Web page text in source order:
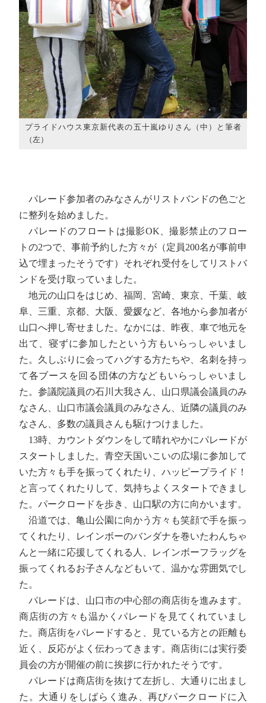
プライドハウス東京新代表の五十嵐ゆりさん（中）と筆者
（左）
パレード参加者のみなさんがリストバンドの色ごと
に整列を始めました。
パレードのフロートは撮影OK、撮影禁止のフロー
トの2つで、事前予約した方々が（定員200名が事前申
込で埋まったそうです）それぞれ受付をしてリストバ
ンドを受け取っていました。
地元の山口をはじめ、福岡、宮崎、東京、千葉、岐
阜、三重、京都、大阪、愛媛など、各地から参加者が
山口へ押し寄せました。なかには、昨夜、車で地元を
出て、寝ずに参加したという方もいらっしゃいまし
た。久しぶりに会ってハグする方たちや、名刺を持っ
て各ブースを回る団体の方などもいらっしゃいまし
た。参議院議員の石川大我さん、山口県議会議員のみ
なさん、山口市議会議員のみなさん、近隣の議員のみ
なさん、多数の議員さんも駆けつけました。
13時、カウントダウンをして晴れやかにパレードが
スタートしました。青空天国いこいの広場に参加して
いた方々も手を振ってくれたり、ハッピープライド！
と言ってくれたりして、気持ちよくスタートできまし
た。パークロードを歩き、山口駅の方に向かいます。
沿道では、亀山公園に向かう方々も笑顔で手を振っ
てくれたり、レインボーのバンダナを巻いたわんちゃ
んと一緒に応援してくれる人、レインボーフラッグを
振ってくれるお子さんなどもいて、温かな雰囲気でし
た。
パレードは、山口市の中心部の商店街を進みます。
商店街の方々も温かくパレードを見てくれていまし
た。商店街をパレードすると、見ている方との距離も
近く、反応がよく伝わってきます。商店街には実行委
員会の方が開催の前に挨拶に行かれたそうです。
パレードは商店街を抜けて左折し、大通りに出まし
た。大通りをしばらく進み、再びパークロードに入